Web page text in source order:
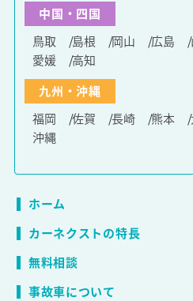
中国・四国
鳥取
島根 岡山 広島
愛媛
高知
九州・沖縄
福岡
佐賀 長崎 熊本
沖縄
ホーム
カーネクストの特長
無料相談
事故車について